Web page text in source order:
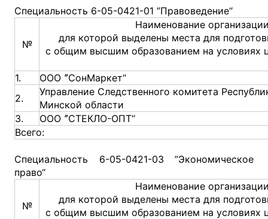
Специальность 6-05-0421-01 ”Правоведение“
№
Наименование
для которой выделены места для
с общим высшим образованием на условиях
1.
ООО ˮСонМаркет“
2.
Управление Следственного комитета
Минской области
3.
ООО ˮСТЕКЛО-ОПТ“
Всего:
Специальность 6-05-0421-03 ”Экономическое
право“
№
Наименование
для которой выделены места для
с общим высшим образованием на условиях